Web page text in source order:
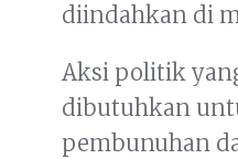
diindahkan di
Aksi politik
dibutuhkan
pembunuhan